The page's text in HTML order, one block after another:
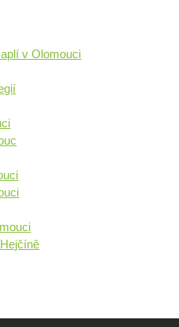
v Olomouci